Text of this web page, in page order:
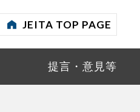
JEITA TOP PAGE
ィオ・ビジュアル事業委員会
ステム事業委員会
ダ／プレーヤ
ィオ
ク
提言・意見等